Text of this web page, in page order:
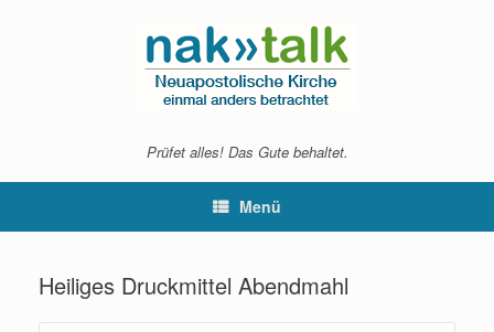
Prüfet alles! Das Gute behaltet.
Menü
Heiliges Druckmittel Abendmahl